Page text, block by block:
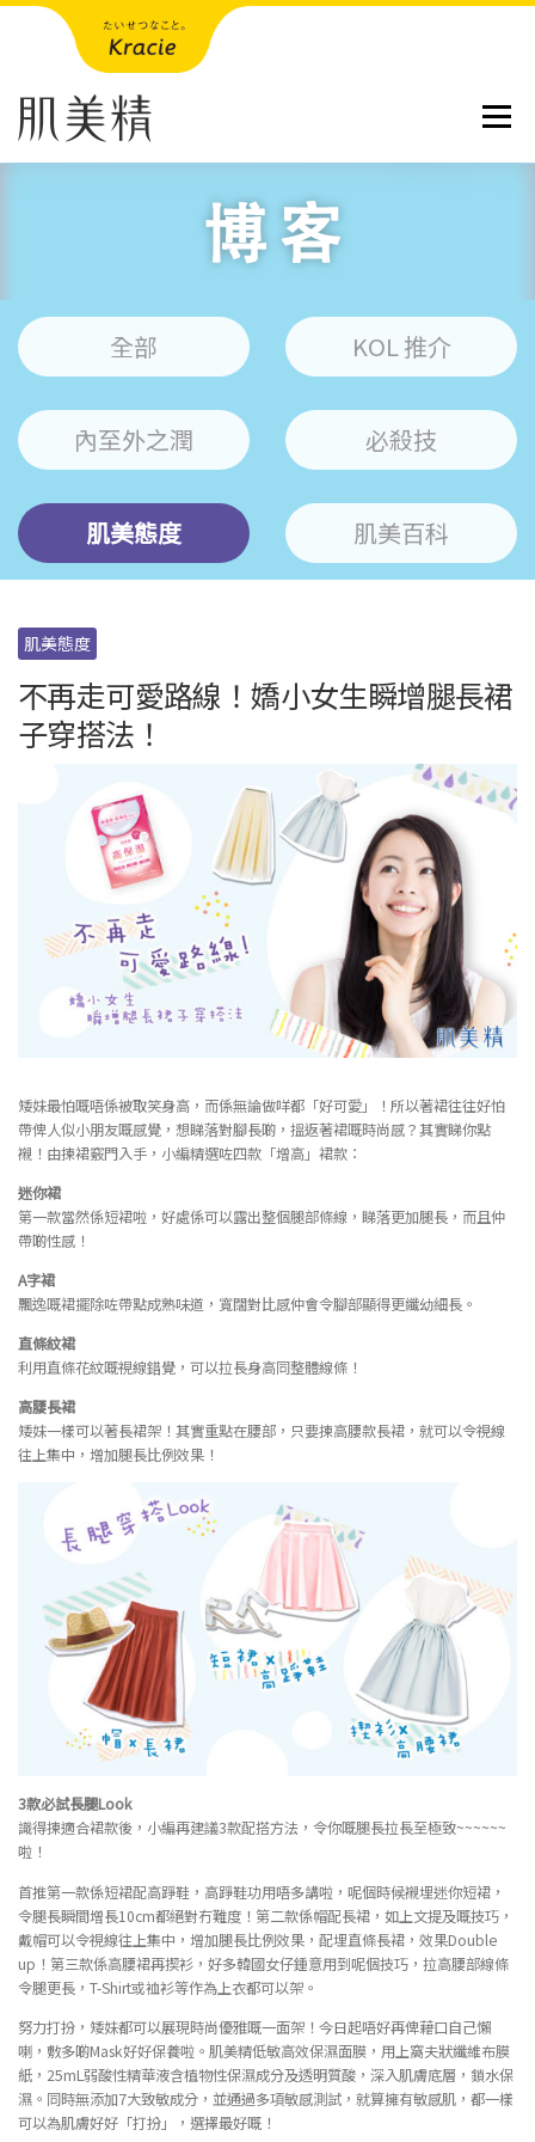
選單
全部 KOL 推介
內至外之潤 必殺技
肌美態度 肌美百科
肌美態度
不再走可愛路線！嬌小女生瞬增腿長裙
子穿搭法！
矮妹最怕嘅唔係被取笑身高，而係無論做咩都「好可愛」！所以著裙往往好怕
帶俾人似小朋友嘅感覺，想睇落對腳長啲，搵返著裙嘅時尚感？其實睇你點
襯！由揀裙竅門入手，小編精選咗四款「增高」裙款：
迷你裙
第一款當然係短裙啦，好處係可以露出整個腿部條線，睇落更加腿長，而且仲
帶啲性感！
A字裙
飄逸嘅裙擺除咗帶點成熟味道，寬闊對比感仲會令腳部顯得更纖幼細長。
直條紋裙
利用直條花紋嘅視線錯覺，可以拉長身高同整體線條！
高腰長裙
矮妹一樣可以著長裙架！其實重點在腰部，只要揀高腰款長裙，就可以令視線
往上集中，增加腿長比例效果！
3款必試長腿Look
識得揀適合裙款後，小編再建議3款配搭方法，令你嘅腿長拉長至極致~~~~~~
啦！
首推第一款係短裙配高踭鞋，高踭鞋功用唔多講啦，呢個時候襯埋迷你短裙，
令腿長瞬間增長10cm都絕對冇難度！第二款係帽配長裙，如上文提及嘅技巧，
戴帽可以令視線往上集中，增加腿長比例效果，配埋直條長裙，效果Double
up！第三款係高腰裙再揳衫，好多韓國女仔鍾意用到呢個技巧，拉高腰部線條
令腿更長，T-Shirt或裇衫等作為上衣都可以架。
努力打扮，矮妹都可以展現時尚優雅嘅一面架！今日起唔好再俾藉口自己懶
喇，敷多啲Mask好好保養啦。肌美精低敏高效保濕面膜，用上窩夫狀纖維布膜
紙，25mL弱酸性精華液含植物性保濕成分及透明質酸，深入肌膚底層，鎖水保
濕。同時無添加7大致敏成分，並通過多項敏感測試，就算擁有敏感肌，都一樣
可以為肌膚好好「打扮」，選擇最好嘅！